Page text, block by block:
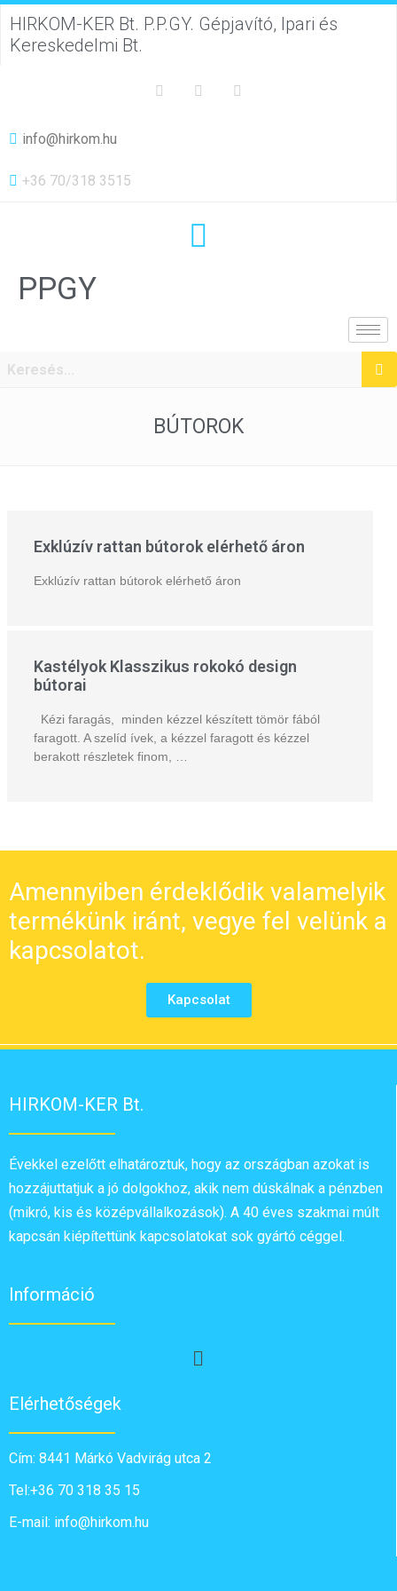
HIRKOM-KER Bt. P.P.GY. Gépjavító, Ipari és
Kereskedelmi Bt.
info@hirkom.hu
+36 70/318 3515
PPGY
BÚTOROK
Exklúzív rattan bútorok elérhető áron
Exklúzív rattan bútorok elérhető áron
Kastélyok Klasszikus rokokó design
bútorai
Kézi faragás, minden kézzel készített tömör fából
faragott. A szelíd ívek, a kézzel faragott és kézzel
berakott részletek finom, …
Amennyiben érdeklődik valamelyik
termékünk iránt, vegye fel velünk a
kapcsolatot.
Kapcsolat
HIRKOM-KER Bt.
Évekkel ezelőtt elhatároztuk, hogy az országban azokat is
hozzájuttatjuk a jó dolgokhoz, akik nem dúskálnak a pénzben
(mikró, kis és középvállalkozások). A 40 éves szakmai múlt
kapcsán kiépítettünk kapcsolatokat sok gyártó céggel.
Információ
Elérhetőségek
Cím: 8441 Márkó Vadvirág utca 2
Tel:+36 70 318 35 15
E-mail: info@hirkom.hu